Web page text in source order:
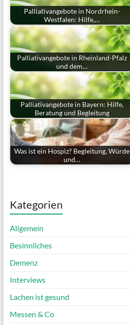
Palliativangebote in Nordrhein-
Westfalen: Hilfe,…
Palliativangebote in Rheinland-Pfalz
und dem…
Palliativangebote in Bayern: Hilfe,
Beratung und Begleitung
Was ist ein Hospiz? Begleitung, Würde
und…
Kategorien
Allgemein
Besinnliches
Demenz
Interviews
Lachen ist gesund
Messen & Co